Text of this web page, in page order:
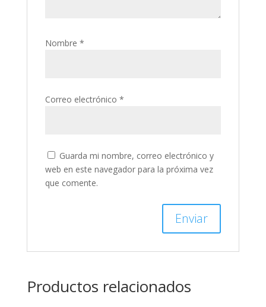
Nombre *
Correo electrónico *
Guarda mi nombre, correo electrónico y
web en este navegador para la próxima vez
que comente.
Productos relacionados